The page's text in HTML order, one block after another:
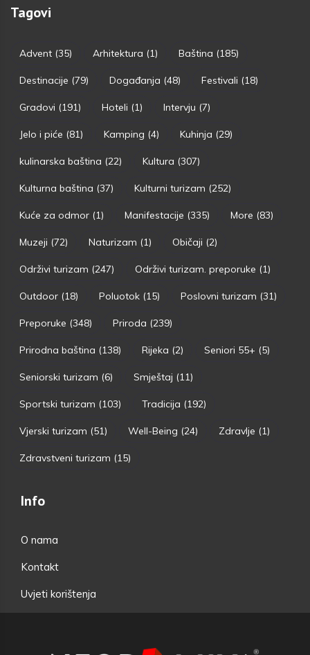
Tagovi
Advent (35) Arhitektura (1) Baština (185)
Destinacije (79) Događanja (48) Festivali (18)
Gradovi (191) Hoteli (1) Intervju (7)
Jelo i piće (81) Kamping (4) Kuhinja (29)
kulinarska baština (22) Kultura (307)
Kulturna baština (37) Kulturni turizam (252)
Kuće za odmor (1) Manifestacije (335) More (83)
Muzeji (72) Naturizam (1) Običaji (2)
Održivi turizam (247) Održivi turizam. preporuke (1)
Outdoor (18) Poluotok (15) Poslovni turizam (31)
Preporuke (348) Priroda (239)
Prirodna baština (138) Rijeka (2) Seniori 55+ (5)
Seniorski turizam (6) Smještaj (11)
Sportski turizam (103) Tradicija (192)
Vjerski turizam (51) Well-Being (24) Zdravlje (1)
Zdravstveni turizam (15)
Info
O nama
Kontakt
Uvjeti korištenja